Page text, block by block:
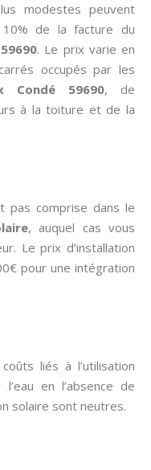
modestes peuvent
10% de la facture du
. Le prix varie en
occupés par les
Condé 59690, de
à la toiture et de la
pas comprise dans le
, auquel cas vous
Le prix d’installation
pour une intégration
liés à l’utilisation
en l’absence de
solaire sont neutres.